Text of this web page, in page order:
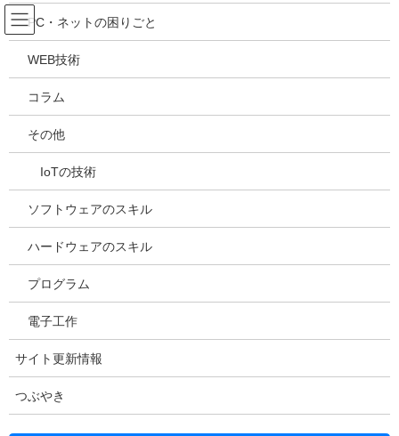
コ
ン
テ
ツ
ス
ッ
ナ
ビ
ゲ
シ
ン
移
吉川万能ＩＴ研究所
メディア
HOME
2024年7月1日 / 最終更新日時 :
20240701213716
PC・ネットの困りごと
WEB技術
コラム
その他
IoTの技術
ソフトウェアのスキル
ハードウェアのスキル
プログラム
電子工作
サイト更新情報
つぶやき